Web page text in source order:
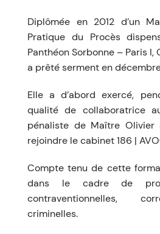
Diplômée en 2012 d’un
Pratique du Procès
Panthéon Sorbonne – Paris
a prêté serment en
Elle a d’abord exercé,
qualité de collaboratrice
pénaliste de Maître Olivier
rejoindre le cabinet 186 |
Compte tenu de cette
dans le cadre de
contraventionnelles,
criminelles.